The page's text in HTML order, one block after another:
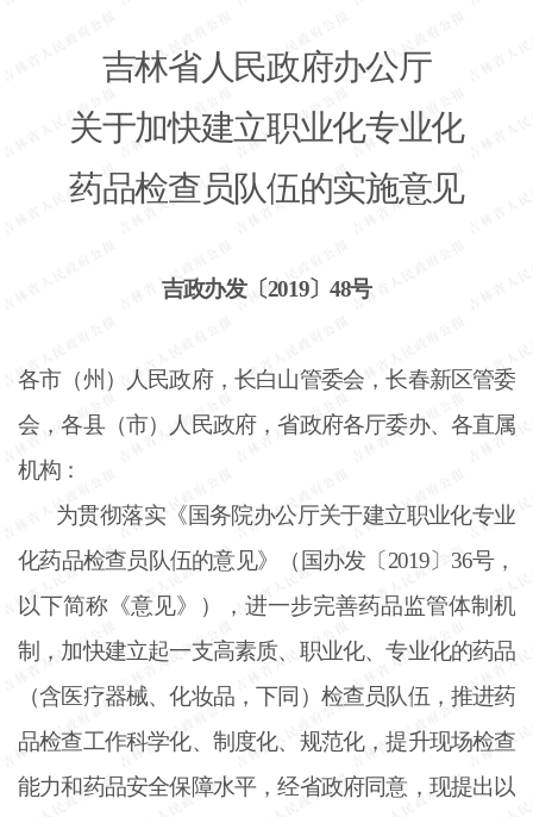
吉林省人民政府办公厅
关于加快建立职业化专业化
药品检查员队伍的实施意见
吉政办发〔2019〕48号
各市（州）人民政府，长白山管委会，长春新区管委
会，各县（市）人民政府，省政府各厅委办、各直属
机构：
为贯彻落实《国务院办公厅关于建立职业化专业
化药品检查员队伍的意见》（国办发〔2019〕36号，
以下简称《意见》），进一步完善药品监管体制机
制，加快建立起一支高素质、职业化、专业化的药品
（含医疗器械、化妆品，下同）检查员队伍，推进药
品检查工作科学化、制度化、规范化，提升现场检查
能力和药品安全保障水平，经省政府同意，现提出以